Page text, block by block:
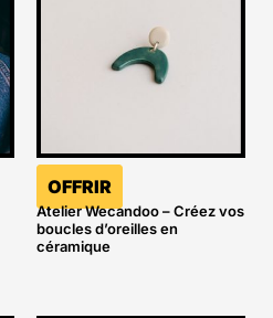
OFFRIR
Atelier Wecandoo – Créez vos
boucles d’oreilles en
céramique